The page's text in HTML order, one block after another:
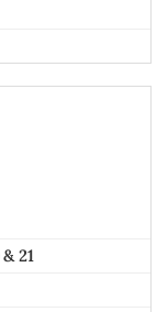
21